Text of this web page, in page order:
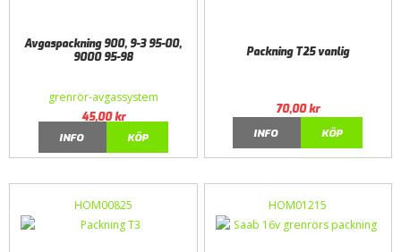
Avgaspackning 900, 9-3 95-00,
9000 95-98
grenrör-avgassystem
45,00kr
INFO
KÖP
Packning T25 vanlig
70,00kr
INFO
KÖP
HOM00825 HOM01215